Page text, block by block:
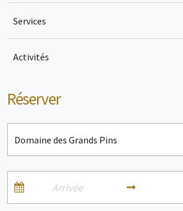
Services
Activités
Réserver